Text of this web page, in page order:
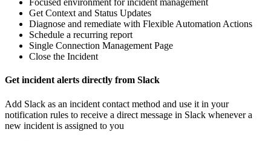
Focused environment for incident management
Get Context and Status Updates
Diagnose and remediate with Flexible Automation Actions
Schedule a recurring report
Single Connection Management Page
Close the Incident
Get incident alerts directly from Slack
Add Slack as an incident contact method and use it in your
notification rules to receive a direct message in Slack whenever a
new incident is assigned to you